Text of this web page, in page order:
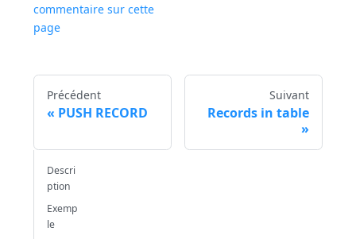
commentaire sur cette
page
Précédent
PUSH RECORD
Suivant
Records in table
Descri
ption
Exemp
le